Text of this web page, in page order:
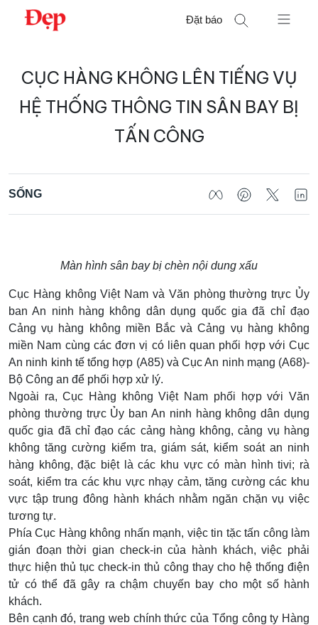
Chuyển
Đặt báo
kiếm
cho:
CỤC HÀNG KHÔNG LÊN TIẾNG VỤ
HỆ THỐNG THÔNG TIN SÂN BAY BỊ
TẤN CÔNG
SỐNG
Màn hình sân bay bị chèn nội dung xấu
Cục Hàng không Việt Nam và Văn phòng thường trực Ủy
ban An ninh hàng không dân dụng quốc gia đã chỉ đạo
Cảng vụ hàng không miền Bắc và Cảng vụ hàng không
miền Nam cùng các đơn vị có liên quan phối hợp với Cục
An ninh kinh tế tổng hợp (A85) và Cục An ninh mạng (A68)-
Bộ Công an để phối hợp xử lý.
Ngoài ra, Cục Hàng không Việt Nam phối hợp với Văn
phòng thường trực Ủy ban An ninh hàng không dân dụng
quốc gia đã chỉ đạo các cảng hàng không, cảng vụ hàng
không tăng cường kiểm tra, giám sát, kiểm soát an ninh
hàng không, đặc biệt là các khu vực có màn hình tivi; rà
soát, kiểm tra các khu vực nhạy cảm, tăng cường các khu
vực tập trung đông hành khách nhằm ngăn chặn vụ việc
tương tự.
Phía Cục Hàng không nhấn mạnh, việc tin tặc tấn công làm
gián đoạn thời gian check-in của hành khách, việc phải
thực hiện thủ tục check-in thủ công thay cho hệ thống điện
tử có thể đã gây ra chậm chuyến bay cho một số hành
khách.
Bên cạnh đó, trang web chính thức của Tổng công ty Hàng